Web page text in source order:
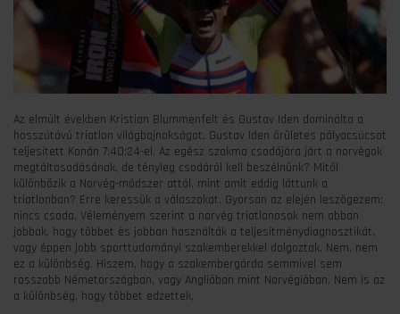
Az elmúlt években Kristian Blummenfelt és Gustav Iden dominálta a
hosszútávú triatlon világbajnokságot. Gustav Iden őrületes pályacsúcsot
teljesített Konán 7:40:24-el. Az egész szakma csodájára járt a norvégok
megtáltosodásának, de tényleg csodáról kell beszélnünk? Mitől
különbözik a Norvég-módszer attól, mint amit eddig láttunk a
triatlonban? Erre keressük a válaszokat. Gyorsan az elején leszögezem:
nincs csoda. Véleményem szerint a norvég triatlonosok nem abban
jobbak, hogy többet és jobban használták a teljesítménydiagnosztikát,
vagy éppen jobb sporttudományi szakemberekkel dolgoztak. Nem, nem
ez a különbség. Hiszem, hogy a szakembergárda semmivel sem
rosszabb Németországban, vagy Angliában mint Norvégiában. Nem is az
a különbség, hogy többet edzettek,